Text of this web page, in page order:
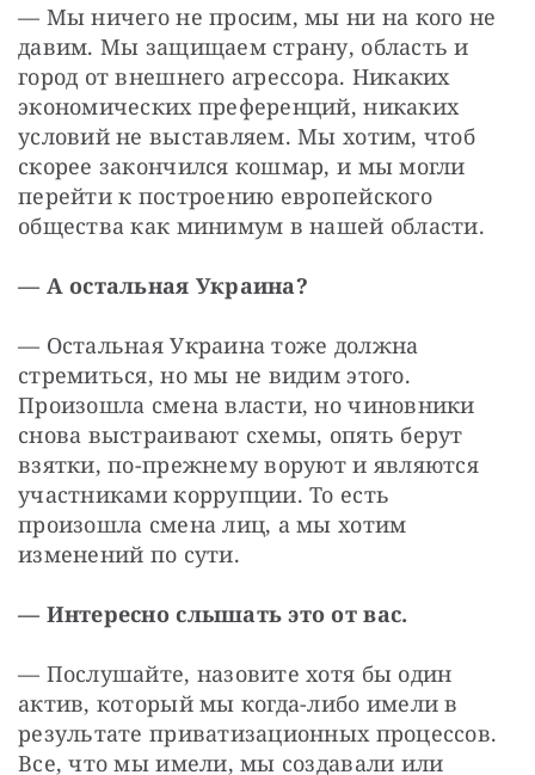
— Мы ничего не просим, мы ни на кого не
давим. Мы защищаем страну, область и
город от внешнего агрессора. Никаких
экономических преференций, никаких
условий не выставляем. Мы хотим, чтоб
скорее закончился кошмар, и мы могли
перейти к построению европейского
общества как минимум в нашей области.
— А остальная Украина?
— Остальная Украина тоже должна
стремиться, но мы не видим этого.
Произошла смена власти, но чиновники
снова выстраивают схемы, опять берут
взятки, по-прежнему воруют и являются
участниками коррупции. То есть
произошла смена лиц, а мы хотим
изменений по сути.
— Интересно слышать это от вас.
— Послушайте, назовите хотя бы один
актив, который мы когда-либо имели в
результате приватизационных процессов.
Все, что мы имели, мы создавали или